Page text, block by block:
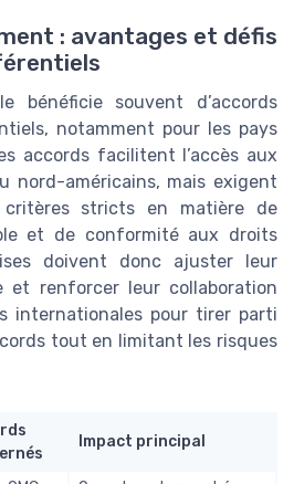
: avantages et défis
bénéficie souvent d’accords
notamment pour les pays
accords facilitent l’accès aux
nord-américains, mais exigent
stricts en matière de
et de conformité aux droits
doivent donc ajuster leur
et renforcer leur collaboration
internationales pour tirer parti
tout en limitant les risques
Impact principal